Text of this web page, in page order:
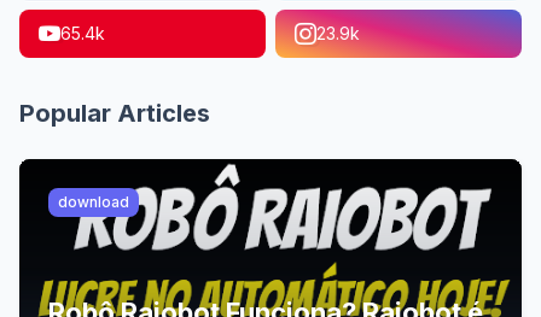
65.4k 23.9k
Popular Articles
download